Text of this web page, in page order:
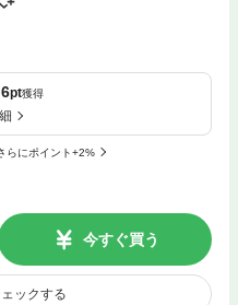
6pt獲得
らにポイント+2%
今すぐ買う
ックする